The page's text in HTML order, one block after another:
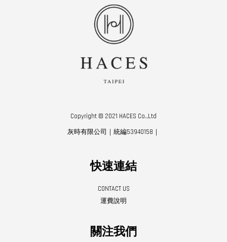
Copyright © 2021 HACES Co.,Ltd
灰時有限公司｜統編53940158｜
快速連結
CONTACT US
運費說明
關注我們